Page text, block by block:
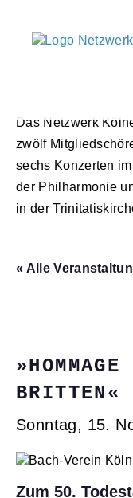
Chöre
Das Netzwerk
zwölf
sechs Konzerten
der Philharmonie
in der
« Alle
BRITTEN«
Sonntag, 15.
Zum 50.